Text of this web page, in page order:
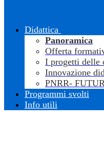
Didattica
Panoramica
Offerta
I progetti delle
Innovazione
PNRR-
Programmi svolti
Info utili